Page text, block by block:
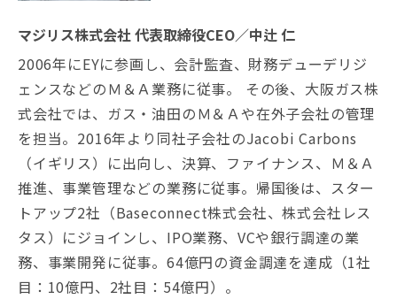
マジリス株式会社 代表取締役CEO／中辻 仁
2006年にEYに参画し、会計監査、財務デューデリジ
ェンスなどのＭ＆Ａ業務に従事。 その後、大阪ガス株
式会社では、ガス・油田のＭ＆Ａや在外子会社の管理
を担当。2016年より同社子会社のJacobi Carbons
（イギリス）に出向し、決算、ファイナンス、Ｍ＆Ａ
推進、事業管理などの業務に従事。帰国後は、スター
トアップ2社（Baseconnect株式会社、株式会社レス
タス）にジョインし、IPO業務、VCや銀行調達の業
務、事業開発に従事。64億円の資金調達を達成（1社
目：10億円、2社目：54億円）。